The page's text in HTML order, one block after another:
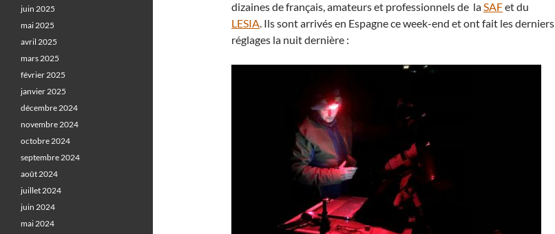
dizaines de français, amateurs et professionnels de laSAFet du
LESIA. Ils sont arrivés en Espagne ce week-end et ont fait les derniers
réglages la nuit dernière :
juin 2025
mai 2025
avril 2025
mars 2025
février 2025
janvier 2025
décembre 2024
novembre 2024
octobre 2024
septembre 2024
août 2024
juillet 2024
juin 2024
mai 2024